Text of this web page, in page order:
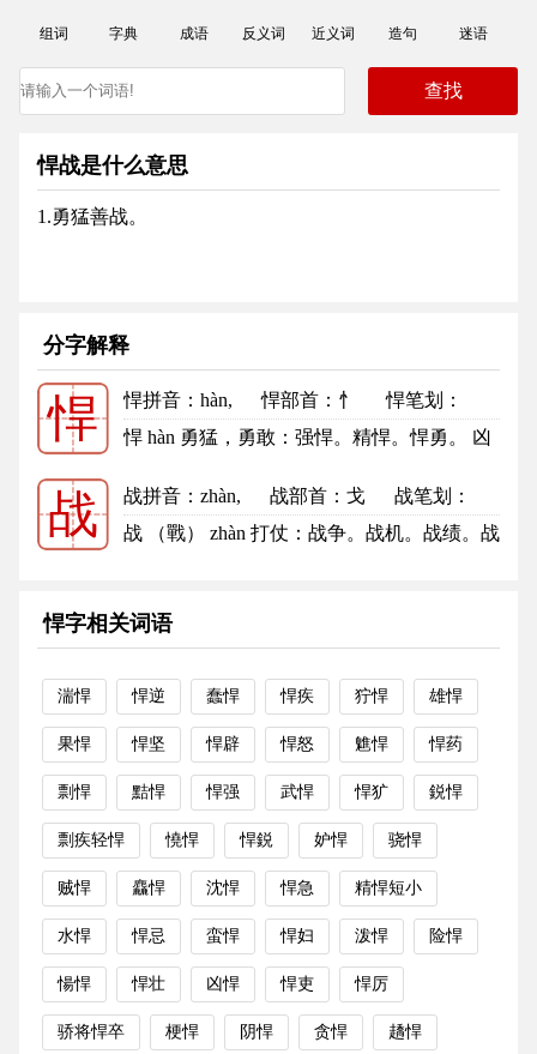
组词 字典 成语 反义词 近义词 造句 迷语
悍战是什么意思
1.勇猛善战。
分字解释
悍 悍拼音 ：hàn, 悍部首 ：忄
悍笔划：
10
悍的笔顺
悍 hàn 勇猛，勇敢：强悍。精悍。悍勇。 凶
战 战拼音 ：zhàn, 战部首 ：戈
战笔划：
9
战的笔顺
战 （戰） zhàn 打仗：战争。战机。战绩。战
悍字相关词语
湍悍 悍逆 蠢悍 悍疾 狞悍 雄悍
果悍 悍坚 悍辟 悍怒 魋悍 悍药
剽悍 黠悍 悍强 武悍 悍犷 鋭悍
剽疾轻悍 憢悍 悍鋭 妒悍 骁悍
贼悍 麤悍 沈悍 悍急 精悍短小
水悍 悍忌 蛮悍 悍妇 泼悍 险悍
愓悍 悍壮 凶悍 悍吏 悍厉
骄将悍卒 梗悍 阴悍 贪悍 趫悍